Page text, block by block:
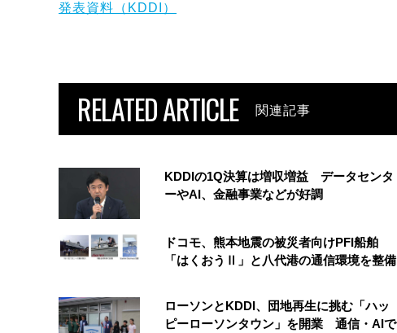
発表資料（KDDI）
RELATED ARTICLE 関連記事
KDDIの1Q決算は増収増益 データセンタ
ーやAI、金融事業などが好調
ドコモ、熊本地震の被災者向けPFI船舶
「はくおうⅡ」と八代港の通信環境を整備
ローソンとKDDI、団地再生に挑む「ハッ
ピーローソンタウン」を開業 通信・AIで